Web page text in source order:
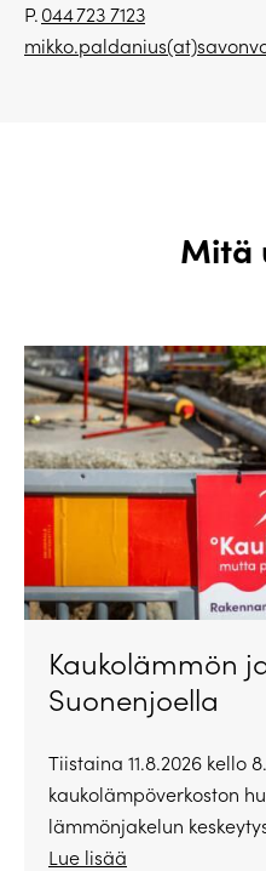
P.044 723 7123
Mitä
Kaukolämmön
Suonenjoella
Tiistaina 11.8.2026 kello
kaukolämpöverkoston
lämmönjakelun
Lue lisää